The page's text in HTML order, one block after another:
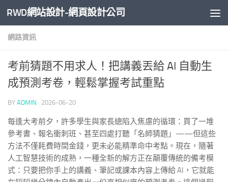
Skip to content
RWD網站設計-網頁設計公司
網路資訊
考前猜題不用求人！把講義丟給 AI 自動生
成預測考卷，輕鬆掌握考試重點
BY ADMIN · 2026-06-20
每逢大考前夕，許多學生與家長總陷入焦慮的循環：買了一堆
參考書、報名衝刺班、甚至四處打聽「名師猜題」——但這些
方法不僅耗費時間金錢，更未必能精準命中考點。現在，隨著
人工智慧技術的成熟，一種全新的解方正在顛覆傳統的備考模
式：只要把你手上的講義、筆記或課本內容上傳給 AI，它就能